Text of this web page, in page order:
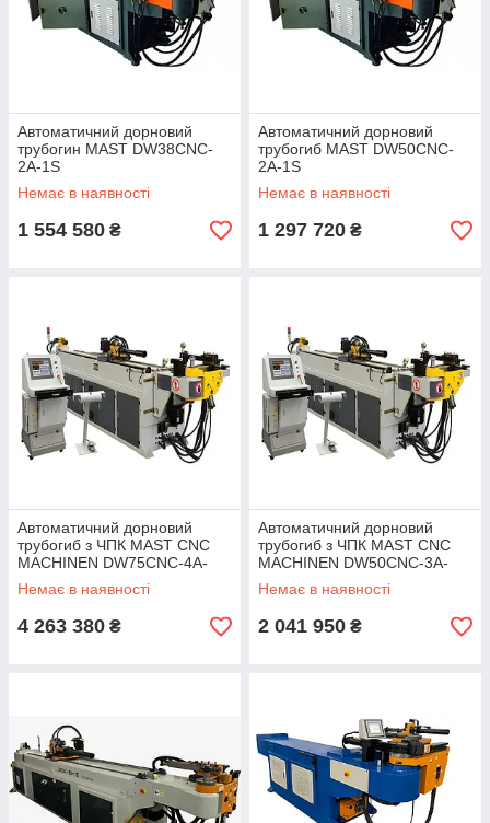
Автоматичний дорновий
трубогин MAST DW38CNC-
2A-1S
Немає в наявності
1 554 580 ₴
Автоматичний дорновий
трубогиб MAST DW50CNC-
2A-1S
Немає в наявності
1 297 720 ₴
Автоматичний дорновий
трубогиб з ЧПК MAST CNC
MACHINEN DW75CNC-4A-
2SV
Немає в наявності
4 263 380 ₴
Автоматичний дорновий
трубогиб з ЧПК MAST CNC
MACHINEN DW50CNC-3A-
1SV
Немає в наявності
2 041 950 ₴